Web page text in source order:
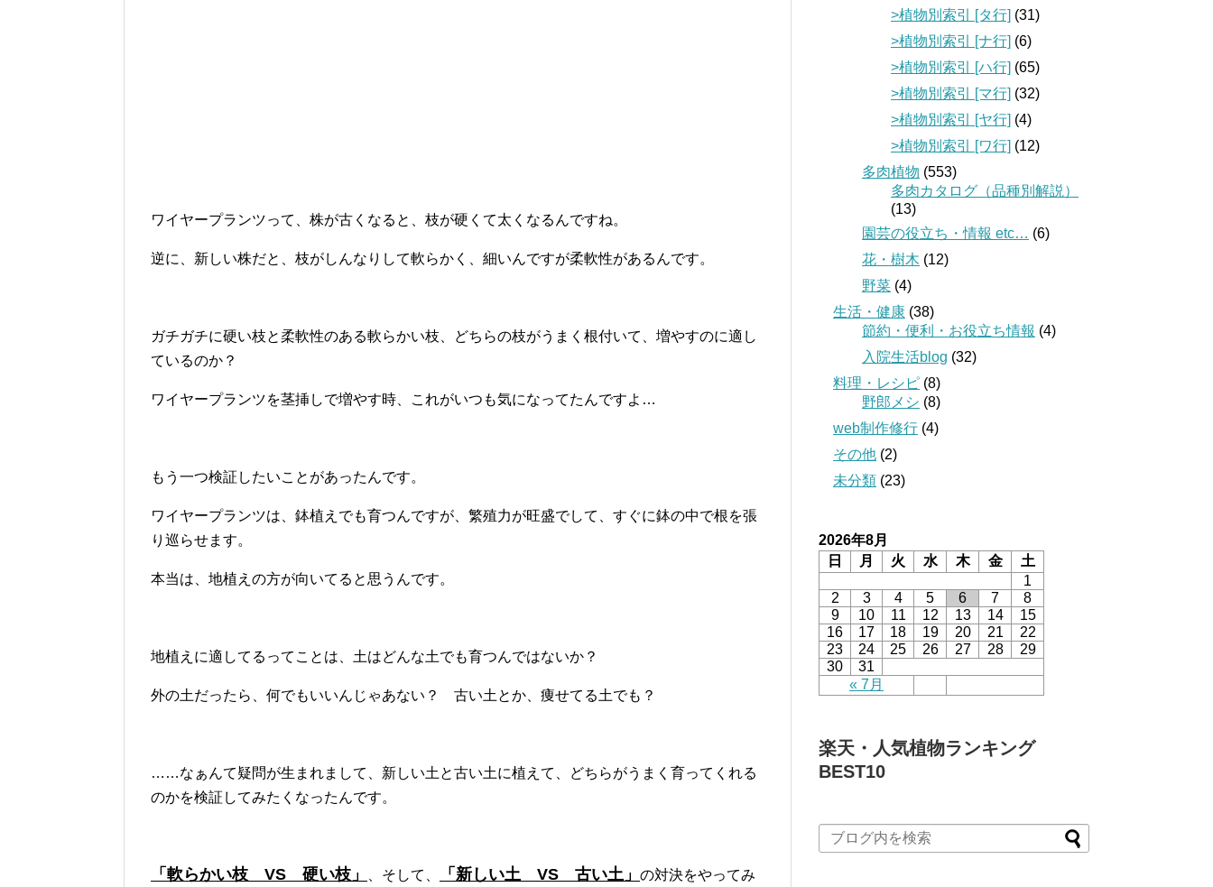
ワイヤープランツって、株が古くなると、枝が硬くて太くなるんですね。
逆に、新しい株だと、枝がしんなりして軟らかく、細いんですが柔軟性があるんです。
ガチガチに硬い枝と柔軟性のある軟らかい枝、どちらの枝がうまく根付いて、増やすのに適し
ているのか？
ワイヤープランツを茎挿しで増やす時、これがいつも気になってたんですよ…
もう一つ検証したいことがあったんです。
ワイヤープランツは、鉢植えでも育つんですが、繁殖力が旺盛でして、すぐに鉢の中で根を張
り巡らせます。
本当は、地植えの方が向いてると思うんです。
地植えに適してるってことは、土はどんな土でも育つんではないか？
外の土だったら、何でもいいんじゃあない？ 古い土とか、痩せてる土でも？
……なぁんて疑問が生まれまして、新しい土と古い土に植えて、どちらがうまく育ってくれる
のかを検証してみたくなったんです。
「軟らかい枝 VS 硬い枝」 、そして、 「新しい土 VS 古い土」 の対決をやってみ
>植物別索引 [タ行] (31)
>植物別索引 [ナ行] (6)
>植物別索引 [ハ行] (65)
>植物別索引 [マ行] (32)
>植物別索引 [ヤ行] (4)
>植物別索引 [ワ行] (12)
多肉植物 (553)
多肉カタログ（品種別解説）
(13)
園芸の役立ち・情報 etc… (6)
花・樹木 (12)
野菜 (4)
生活・健康 (38)
節約・便利・お役立ち情報 (4)
入院生活blog (32)
料理・レシピ (8)
野郎メシ (8)
web制作修行 (4)
その他 (2)
未分類 (23)
2026年8月
日
月 火 水 木 金 土
« 7月
1
2
3 4 5 6 7
8
9
10 11 12 13 14
15
16
17 18 19 20 21
22
23
24 25 26 27 28
29
30
31
楽天・人気植物ランキング
BEST10